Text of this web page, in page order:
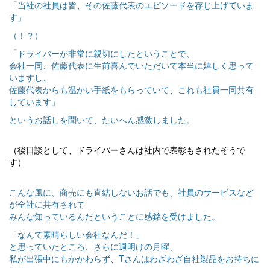
「当社の社員は皆、その佐藤代表のエピソードを存じ上げていま
す」
（！？）
「ドライバーが非常に親切にしたということで、
会社一同、佐藤代表に生前喜んでいただいて本当に嬉しく思って
いますし、
佐藤代表からも温かい手紙をもらっていて、これも社員一同共有
しています」
というお話しを聞いて、たいへん感激しました。
（後日談として、ドライバーさんは社内で表彰もされたそうで
す）
こんな風に、商売にも直結しないお話でも、社員のサービスなど
が全社に共有されて
みんな知っているんだということに感銘を受けました。
「なんて素晴らしい会社なんだ！」
と思っていたところ、さらに週明けの月曜、
私が出張中にもかかわらず、Tさんはわざわざ自社製品をお持ちに